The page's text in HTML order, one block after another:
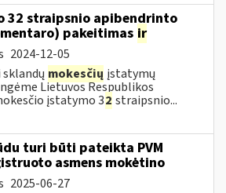
32 straipsnio apibendrinto
pakeitimas ir
2024-12-05
mokesčių įstatymų
Lietuvos Respublikos
įstatymo 32 straipsnio...
turi būti pateikta PVM
asmens mokėtino
2025-06-27